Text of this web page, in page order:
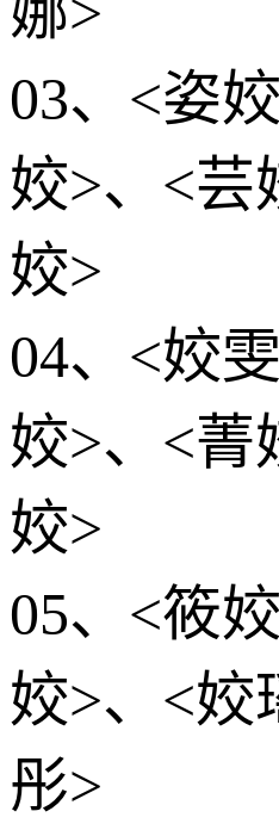
03、<姿
姣>、<芸
姣>
04、<姣
姣>、<菁
姣>
05、<筱
姣>、<姣
彤>